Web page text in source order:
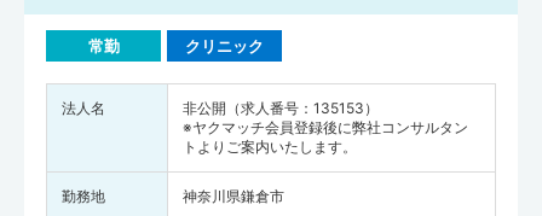
常勤 クリニック
法人名
非公開（求人番号：135153）
※ヤクマッチ会員登録後に弊社コンサルタン
トよりご案内いたします。
勤務地 神奈川県鎌倉市